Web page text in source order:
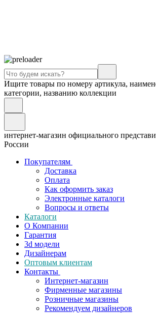
Ищите товары по номеру артикула,
категории, названию коллекции
интернет-магазин официального
России
Покупателям
Доставка
Оплата
Как оформить заказ
Электронные каталоги
Вопросы и ответы
Каталоги
О Компании
Гарантия
3d модели
Дизайнерам
Оптовым клиентам
Контакты
Интернет-магазин
Фирменные магазины
Розничные магазины
Рекомендуем дизайнеров